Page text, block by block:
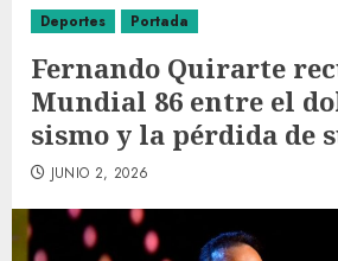
Deportes Portada
Fernando Quirarte
Mundial 86 entre el
sismo y la pérdida de
JUNIO 2, 2026